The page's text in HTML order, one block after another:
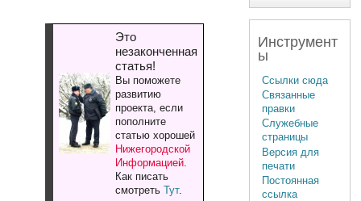
Это
незаконченная
статья!
Вы поможете
развитию
проекта, если
пополните
статью хорошей
Нижегородской
Информацией.
Как писать
смотреть Тут.
Инструмент
ы
Ссылки сюда
Связанные
правки
Служебные
страницы
Версия для
печати
Постоянная
ссылка